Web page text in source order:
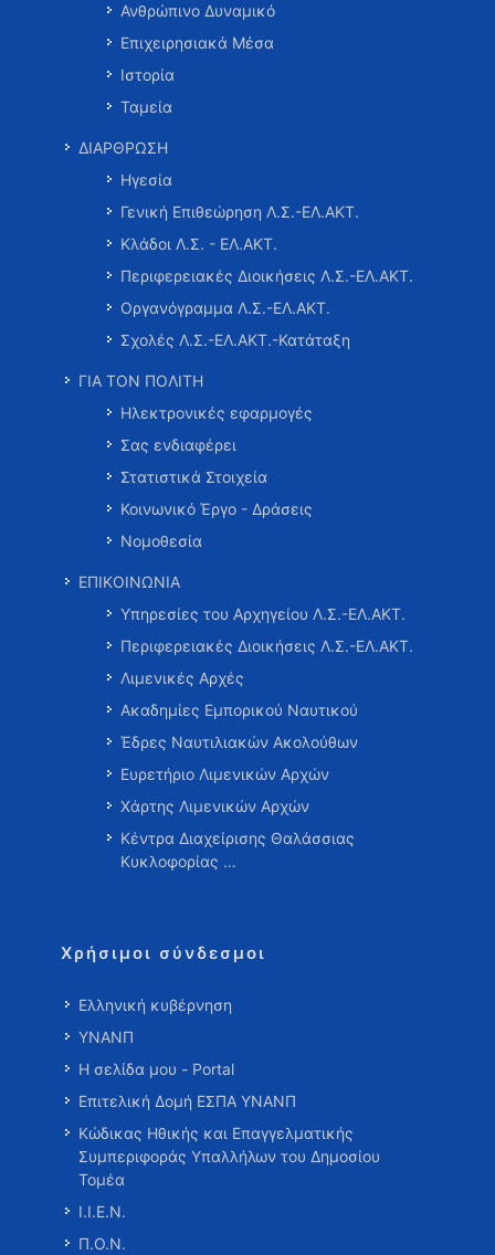
Ανθρώπινο Δυναμικό
Επιχειρησιακά Μέσα
Ιστορία
Ταμεία
ΔΙΑΡΘΡΩΣΗ
Ηγεσία
Γενική Επιθεώρηση Λ.Σ.-ΕΛ.ΑΚΤ.
Κλάδοι Λ.Σ. - ΕΛ.ΑΚΤ.
Περιφερειακές Διοικήσεις Λ.Σ.-ΕΛ.ΑΚΤ.
Οργανόγραμμα Λ.Σ.-ΕΛ.ΑΚΤ.
Σχολές Λ.Σ.-ΕΛ.ΑΚΤ.-Κατάταξη
ΓΙΑ ΤΟΝ ΠΟΛΙΤΗ
Ηλεκτρονικές εφαρμογές
Σας ενδιαφέρει
Στατιστικά Στοιχεία
Κοινωνικό Έργο - Δράσεις
Νομοθεσία
ΕΠΙΚΟΙΝΩΝΙΑ
Υπηρεσίες του Αρχηγείου Λ.Σ.-ΕΛ.ΑΚΤ.
Περιφερειακές Διοικήσεις Λ.Σ.-ΕΛ.ΑΚΤ.
Λιμενικές Αρχές
Ακαδημίες Εμπορικού Ναυτικού
Έδρες Ναυτιλιακών Ακολούθων
Ευρετήριο Λιμενικών Αρχών
Χάρτης Λιμενικών Αρχών
Κέντρα Διαχείρισης Θαλάσσιας
Κυκλοφορίας …
Χρήσιμοι σύνδεσμοι
Ελληνική κυβέρνηση
ΥΝΑΝΠ
Η σελίδα μου - Portal
Επιτελική Δομή ΕΣΠΑ ΥΝΑΝΠ
Κώδικας Ηθικής και Επαγγελματικής
Συμπεριφοράς Υπαλλήλων του Δημοσίου
Τομέα
Ι.Ι.Ε.Ν.
Π.Ο.Ν.